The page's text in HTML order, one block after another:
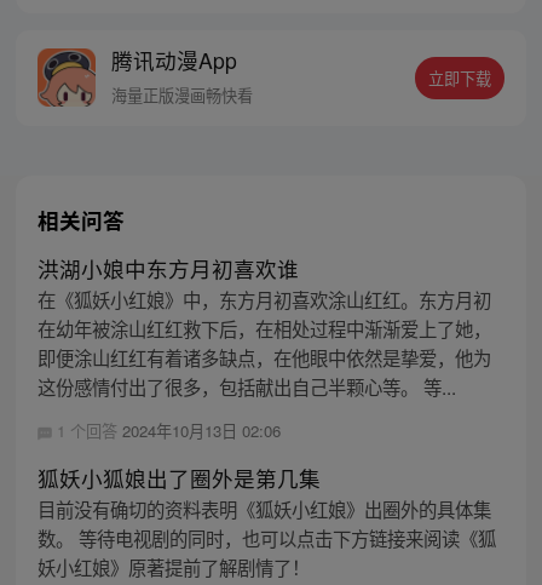
腾讯动漫App
海量正版漫画畅快看
立即下载
相关问答
洪湖小娘中东方月初喜欢谁
在《狐妖小红娘》中，东方月初喜欢涂山红红。东方月初
在幼年被涂山红红救下后，在相处过程中渐渐爱上了她，
即便涂山红红有着诸多缺点，在他眼中依然是挚爱，他为
这份感情付出了很多，包括献出自己半颗心等。 等...
1 个回答 2024年10月13日 02:06
狐妖小狐娘出了圈外是第几集
目前没有确切的资料表明《狐妖小红娘》出圈外的具体集
数。 等待电视剧的同时，也可以点击下方链接来阅读《狐
妖小红娘》原著提前了解剧情了！